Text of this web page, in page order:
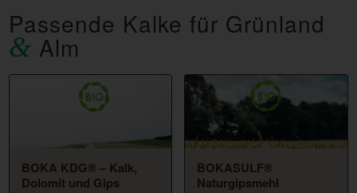
Passende Kalke für Grünland
& Alm
BOKA KDG® – Kalk,
Dolomit und Gips
BOKASULF®
Naturgipsmehl